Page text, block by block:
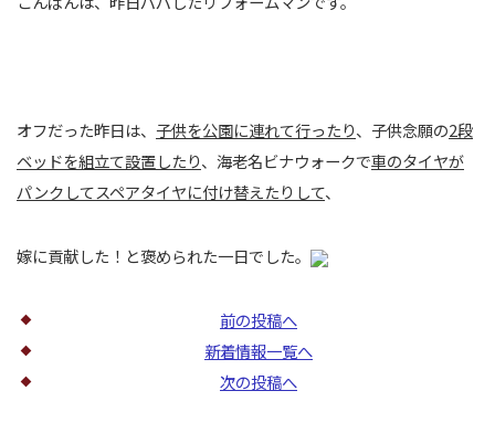
オフだった昨日は、 子供を公園に連れて行ったり、子供念願の2段
ベッドを組立て設置したり、海老名ビナウォークで車のタイヤが
パンクしてスペアタイヤに付け替えたりして、
嫁に貢献した！と褒められた一日でした。
前の投稿へ
新着情報一覧へ
次の投稿へ